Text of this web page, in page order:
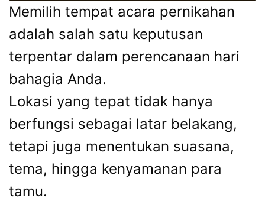
Memilih tempat acara pernikahan
adalah salah satu keputusan
terpentar dalam perencanaan hari
bahagia Anda.
Lokasi yang tepat tidak hanya
berfungsi sebagai latar belakang,
tetapi juga menentukan suasana,
tema, hingga kenyamanan para
tamu.